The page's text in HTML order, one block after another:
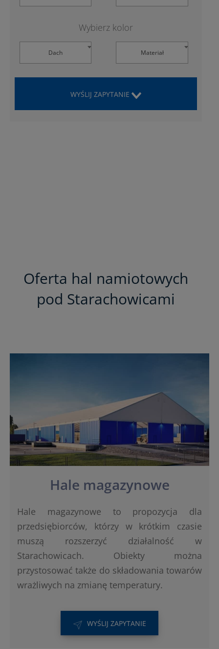
Wybierz kolor
Dach Materiał
WYŚLIJ ZAPYTANIE
Oferta hal namiotowych
pod Starachowicami
Hale magazynowe
Hale magazynowe to propozycja dla
przedsiębiorców, którzy w krótkim czasie
muszą rozszerzyć działalność w
Starachowicach. Obiekty można
przystosować także do składowania towarów
wrażliwych na zmianę temperatury.
WYŚLIJ ZAPYTANIE